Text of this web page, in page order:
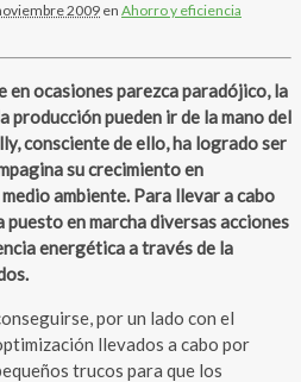
2009 en Ahorro y eficiencia
en ocasiones parezca paradójico, la
producción pueden ir de la mano del
consciente de ello, ha logrado ser
su crecimiento en
ambiente. Para llevar a cabo
en marcha diversas acciones
energética a través de la
por un lado con el
llevados a cabo por
trucos para que los